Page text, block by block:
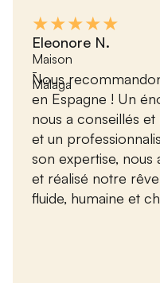
★★★★★
Eleonore N.
Maison
-
Málaga
Nous
en Espagne ! Un
nous a conseillés
et un
son expertise, nous
et réalisé notre
fluide, humaine et